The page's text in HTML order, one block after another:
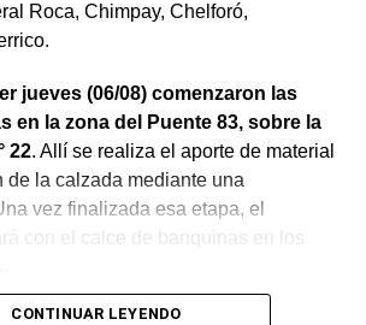
Roca, Chimpay, Chelforó,
jueves (06/08) comenzaron las
en la zona del Puente 83, sobre la
22. Allí se realiza el aporte de material
de la calzada mediante una
vez finalizada esa etapa, el
con el calce de banquinas en los
CONTINUAR LEYENDO